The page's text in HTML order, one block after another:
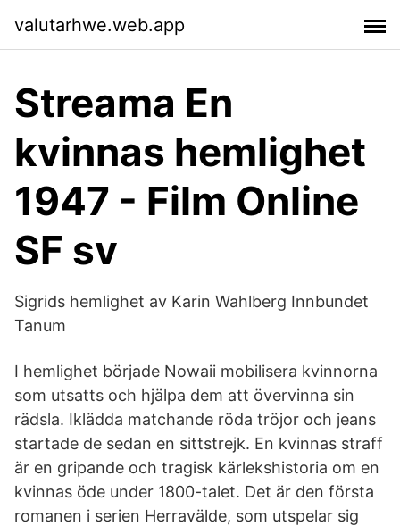
valutarhwe.web.app
Streama En
kvinnas hemlighet
1947 - Film Online
SF sv
Sigrids hemlighet av Karin Wahlberg Innbundet
Tanum
I hemlighet började Nowaii mobilisera kvinnorna
som utsatts och hjälpa dem att övervinna sin
rädsla. Iklädda matchande röda tröjor och jeans
startade de sedan en sittstrejk. En kvinnas straff
är en gripande och tragisk kärlekshistoria om en
kvinnas öde under 1800-talet. Det är den första
romanen i serien Herravälde, som utspelar sig